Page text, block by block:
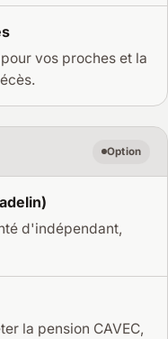
vos proches et la
Option
d'indépendant,
la pension CAVEC,